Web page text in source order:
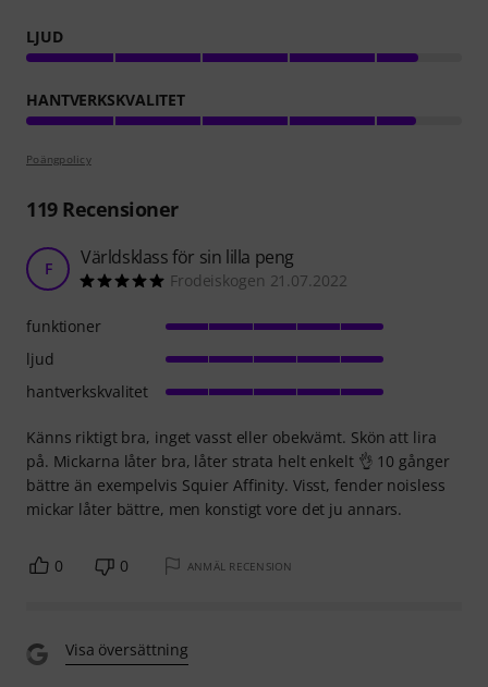
LJUD
HANTVERKSKVALITET
Poängpolicy
119Recensioner
F Världsklass för sin lilla peng
Frodeiskogen 21.07.2022
Känns riktigt bra, inget vasst eller obekvämt. Skön att lira
på. Mickarna låter bra, låter strata helt enkelt 👌 10 gånger
bättre än exempelvis Squier Affinity. Visst, fender noisless
mickar låter bättre, men konstigt vore det ju annars.
funktioner
ljud
hantverkskvalitet
0 0 ANMÄL RECENSION
Visa översättning